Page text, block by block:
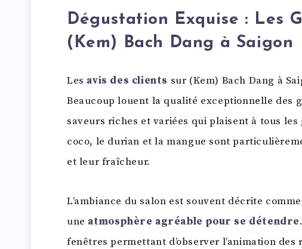
Dégustation Exquise : Les
(Kem) Bach Dang à Saigon
Les avis des clients sur (Kem) Bach Dang à
Beaucoup louent la qualité exceptionnelle des
saveurs riches et variées qui plaisent à tous
coco, le durian et la mangue sont
et leur fraîcheur.
L’ambiance du salon est souvent décrite
une atmosphère agréable pour se détendre
fenêtres permettant d’observer l’animation